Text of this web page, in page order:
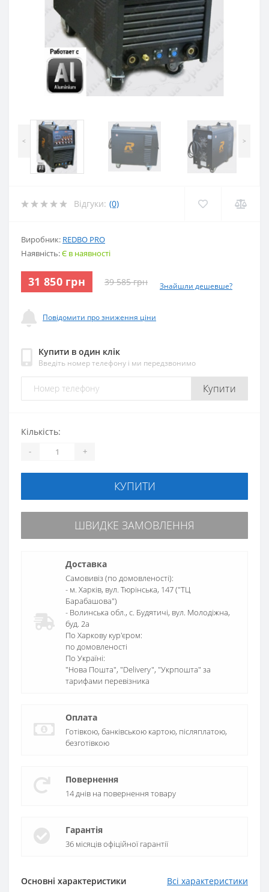
< >
Відгуки: (0)
Виробник: REDBO PRO
Наявність:Є в наявності
31 850 грн 39 585 грн Знайшли дешевше?
Повідомити про зниження ціни
Купити в один клік
Введіть номер телефону і ми передзвонимо
Купити
Основні характеристики Всі характеристики
Кількість:
- +
КУПИТИ
ШВИДКЕ ЗАМОВЛЕННЯ
Доставка
Самовивіз (по домовленості):
- м. Харків, вул. Тюрінська, 147 ("ТЦ
Барабашова")
- Волинська обл., c. Будятичі, вул. Молодіжна,
буд. 2а
По Харкову кур'єром:
по домовленості
По Україні:
"Нова Пошта", "Delivery", "Укрпошта" за
тарифами перевізника
Оплата
Готівкою, банківською картою, післяплатою,
безготівкою
Повернення
14 днів на повернення товару
Гарантія
36 місяців офіційної гарантії